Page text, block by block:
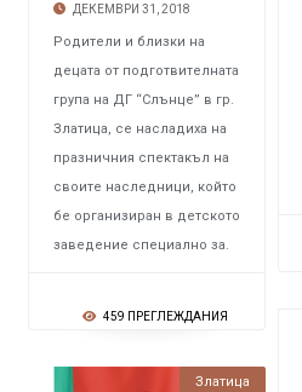
ДЕКЕМВРИ 31, 2018
Родители и близки на
децата от подготвителната
група на ДГ “Слънце” в гр.
Златица, се насладиха на
празничния спектакъл на
своите наследници, който
бе организиран в детското
заведение специално за.
459 ПРЕГЛЕЖДАНИЯ
Златица